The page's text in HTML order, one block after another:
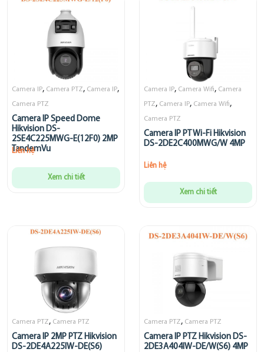
Camera IP, Camera PTZ, Camera IP,
Camera PTZ
Camera IP Speed Dome
Hikvision DS-
2SE4C225MWG-E(12F0) 2MP
TandemVu
Liên hệ
Xem chi tiết
Camera IP, Camera Wifi, Camera
PTZ, Camera IP, Camera Wifi,
Camera PTZ
Camera IP PT Wi-Fi Hikvision
DS-2DE2C400MWG/W 4MP
Liên hệ
Xem chi tiết
Camera PTZ, Camera PTZ
Camera IP 2MP PTZ Hikvision
DS-2DE4A225IW-DE(S6)
Camera PTZ, Camera PTZ
Camera IP PTZ Hikvision DS-
2DE3A404IW-DE/W(S6) 4MP